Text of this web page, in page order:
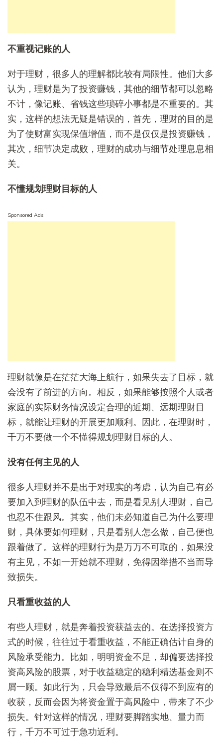
不重视记账的人
对于理财，很多人的理解都比较有局限性。他们大多
认为，理财是为了投资赚钱，其他的细节都可以忽略
不计，像记账、省钱这些琐碎小事都是不重要的。其
实，这样的想法无疑是错误的，首先，理财的目的是
为了使财富实现保值增值，而不是仅仅是投资赚钱，
其次，细节决定成败，理财的成功与细节处理息息相
关。
不懂规划理财目标的人
Sponsored Ads
理财就像是在茫茫大海上航行，如果失去了目标，就
会没有了前进的方向。相反，如果能够按照个人或者
家庭的实际财务情况设定合理的近期、远期理财目
标，就能让理财的开展更加顺利。因此，在理财时，
千万不要做一个不懂得规划理财目标的人。
没有任何主见的人
很多人理财并不是出于对现实的考虑，认为自己有必
要加入到理财的队伍中去，而是看见别人理财，自己
也忍不住跟风。其实，他们未必知道自己为什么要理
财，具体要如何理财，只是看别人怎么做，自己便也
跟着做了。这样的理财行为是万万不可取的，如果没
有主见，不如一开始就不理财，免得因举措不当而导
致损失。
只看重收益的人
有些人理财，就是奔着投资获益去的。在选择投资方
式的时候，往往过于看重收益，不能正确估计自身的
风险承受能力。比如，明明资金不足，却偏要选择投
资高风险的股票，对于收益稳定的稳利精选基金则不
屑一顾。如此行为，只会导致最后不仅得不到应有的
收获，反而会因为将资金置于高风险中，带来了不少
损失。针对这样的情况，理财要脚踏实地、量力而
行，千万不可过于急功近利。